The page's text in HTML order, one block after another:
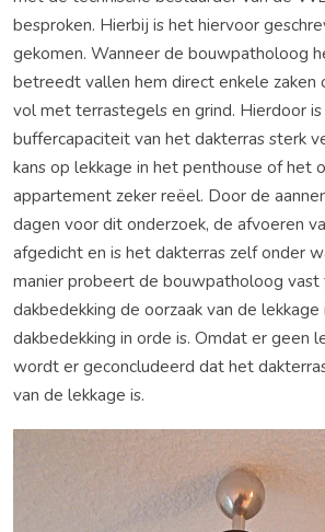
besproken. Hierbij is het hiervoor
gekomen. Wanneer de bouwpatholoog
betreedt vallen hem direct enkele zaken
vol met terrastegels en grind. Hierdoor
buffercapaciteit van het dakterras sterk
kans op lekkage in het penthouse of het
appartement zeker reëel. Door de
dagen voor dit onderzoek, de afvoeren
afgedicht en is het dakterras zelf onder
manier probeert de bouwpatholoog
dakbedekking de oorzaak van de
dakbedekking in orde is. Omdat er geen
wordt er geconcludeerd dat het
van de lekkage is.